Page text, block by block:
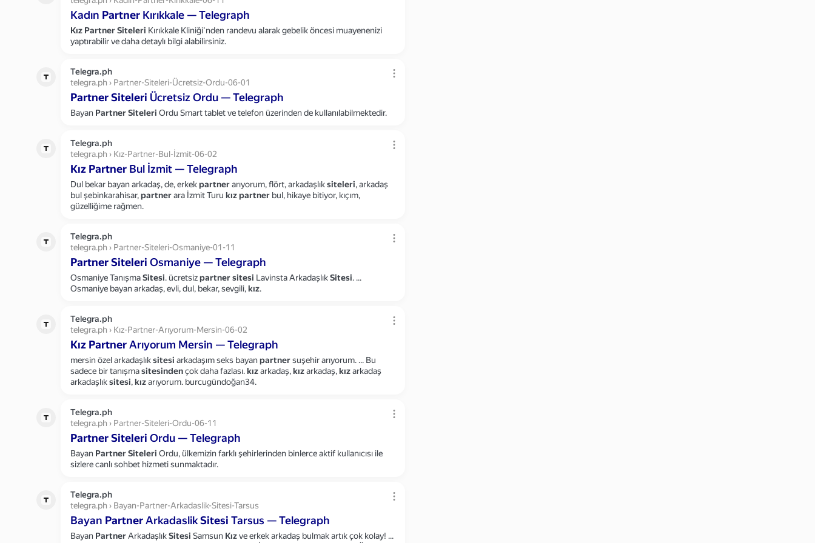
Kadın Partner Kırıkkale — Telegraph
Kız PartnerSiteleri Kırıkkale Kliniği'nden randevu alarak gebelik öncesi muayenenizi
yaptırabilir ve daha detaylı bilgi alabilirsiniz.
Telegra.ph
telegra.ph › Partner-Siteleri-Ücretsiz-Ordu-06-01
PartnerSiteleri Ücretsiz Ordu — Telegraph
Bayan PartnerSiteleri Ordu Smart tablet ve telefon üzerinden de kullanılabilmektedir.
Telegra.ph
telegra.ph › Kız-Partner-Bul-İzmit-06-02
Kız Partner Bul İzmit — Telegraph
Dul bekar bayan arkadaş, de, erkekpartnerarıyorum, flört, arkadaşlıksiteleri, arkadaş
bul şebinkarahisar,partnerara İzmit Turu kızpartner bul, hikaye bitiyor, kıçım,
güzelliğime rağmen.
Telegra.ph
telegra.ph › Partner-Siteleri-Osmaniye-01-11
PartnerSiteleri Osmaniye — Telegraph
Osmaniye TanışmaSitesi. ücretsizpartnersitesi Lavinsta ArkadaşlıkSitesi. ...
Osmaniye bayan arkadaş, evli, dul, bekar, sevgili,kız.
Telegra.ph
telegra.ph › Kız-Partner-Arıyorum-Mersin-06-02
Kız PartnerArıyorum Mersin — Telegraph
mersin özel arkadaşlıksitesi arkadaşım seks bayan partnersuşehir arıyorum. ... Bu
sadece bir tanışmasitesindençok daha fazlası.kızarkadaş,kızarkadaş,kızarkadaş
arkadaşlıksitesi,kızarıyorum. burcugündoğan34.
Telegra.ph
telegra.ph › Partner-Siteleri-Ordu-06-11
PartnerSiteleri Ordu — Telegraph
Bayan PartnerSiteleri Ordu, ülkemizin farklı şehirlerinden binlerce aktif kullanıcısı ile
sizlere canlı sohbet hizmeti sunmaktadır.
Telegra.ph
telegra.ph › Bayan-Partner-Arkadaslik-Sitesi-Tarsus
Bayan PartnerArkadaslikSitesi Tarsus — Telegraph
Bayan PartnerArkadaşlıkSitesi Samsun Kızve erkek arkadaş bulmak artık çok kolay! ...